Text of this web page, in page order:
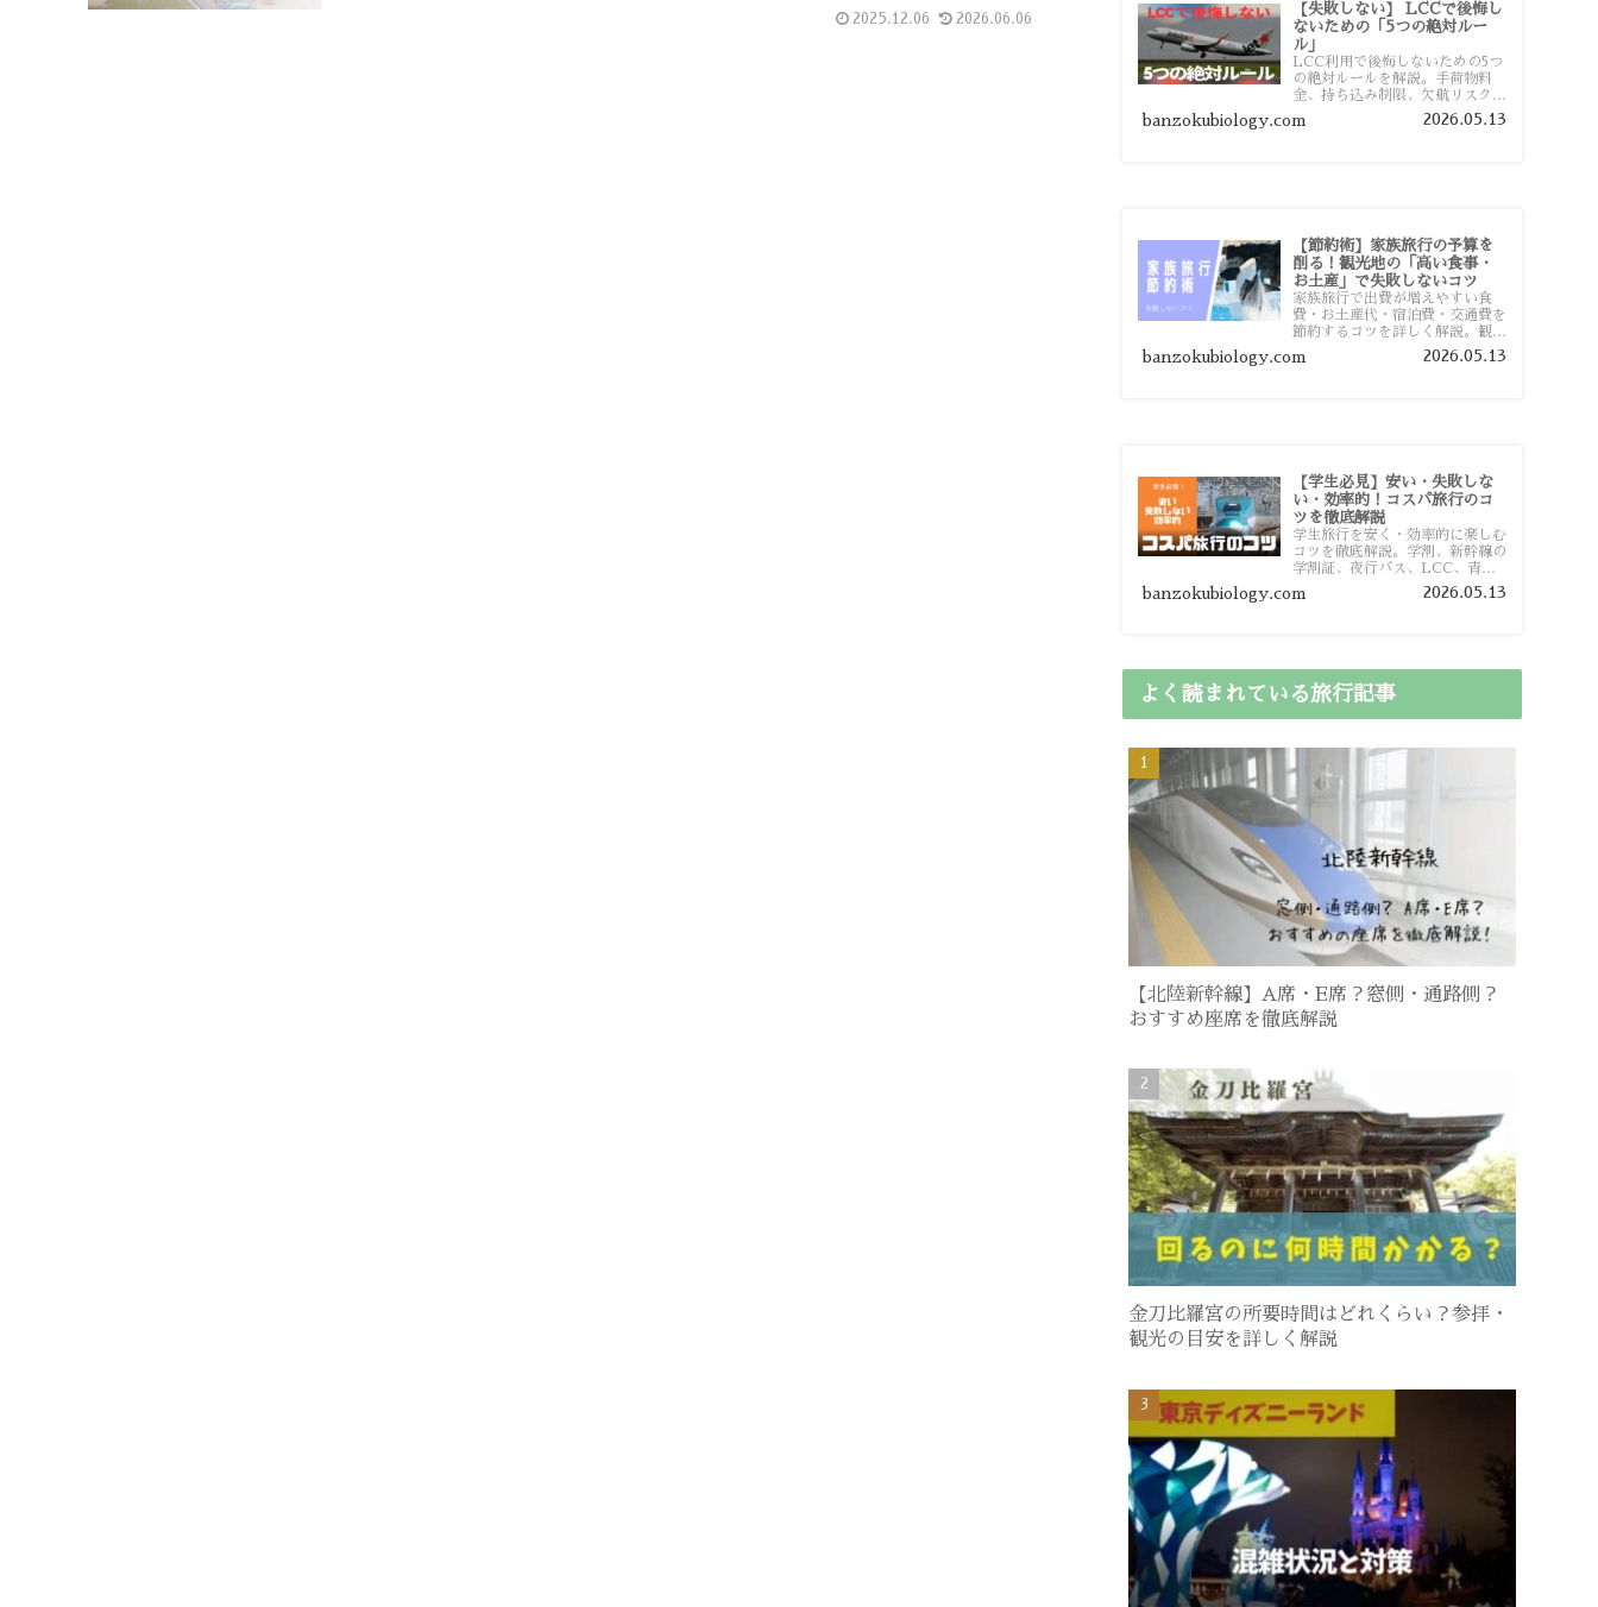
2025.12.06 2026.06.06
【失敗しない】 LCCで後悔し
ないための「5つの絶対ルー
ル」
LCC利用で後悔しないための5つ
の絶対ルールを解説。手荷物料
金、持ち込み制限、欠航リスク、
時間厳守など、格安航空会社を利
用する前に知っておきたい注意点
banzokubiology.com 2026.05.13
【節約術】家族旅行の予算を
削る！観光地の「高い食事・
お土産」で失敗しないコツ
家族旅行で出費が増えやすい食
費・お土産代・宿泊費・交通費を
節約するコツを詳しく解説。観光
地価格を避ける方法や、早割・ス
ーパー活用術、予算管理のポイン
banzokubiology.com 2026.05.13
【学生必見】安い・失敗しな
い・効率的！コスパ旅行のコ
ツを徹底解説
学生旅行を安く・効率的に楽しむ
コツを徹底解説。学割、新幹線の
学割証、夜行バス、LCC、青春
18きっぷ、レンタカー割り勘な
ど、学生向けの節約旅行術を詳し
banzokubiology.com 2026.05.13
よく読まれている旅行記事
【北陸新幹線】A席・E席？窓側・通路側？
おすすめ座席を徹底解説
金刀比羅宮の所要時間はどれくらい？参拝・
観光の目安を詳しく解説